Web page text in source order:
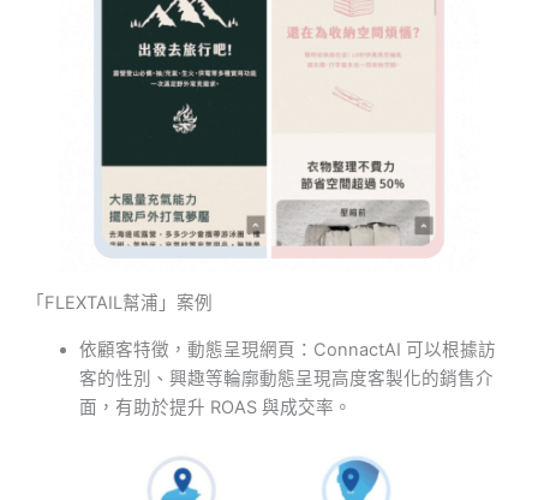
「FLEXTAIL幫浦」案例
依顧客特徵，動態呈現網頁：ConnactAI 可以根據訪
客的性別、興趣等輪廓動態呈現高度客製化的銷售介
面，有助於提升 ROAS 與成交率。